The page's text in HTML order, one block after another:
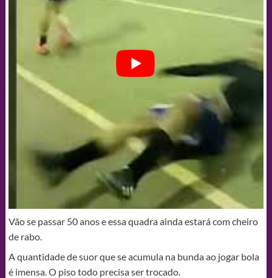
Vão se passar 50 anos e essa quadra ainda estará com cheiro
de rabo.
A quantidade de suor que se acumula na bunda ao jogar bola
é imensa. O piso todo precisa ser trocado.